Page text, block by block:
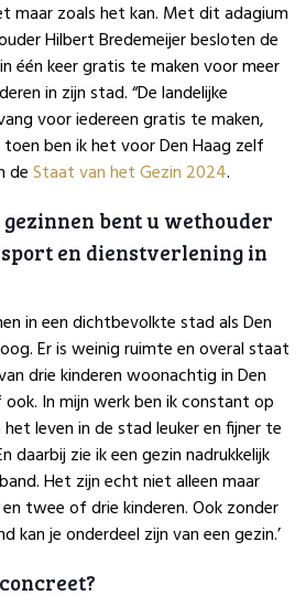
maar zoals het kan. Met dit adagium
Hilbert Bredemeijer besloten de
één keer gratis te maken voor meer
in zijn stad. “De landelijke
voor iedereen gratis te maken,
ben ik het voor Den Haag zelf
deStaat van het Gezin 2024.
bent u wethouder
en dienstverlening in
in een dichtbevolkte stad als Den
Er is weinig ruimte en overal staat
drie kinderen woonachtig in Den
In mijn werk ben ik constant op
leven in de stad leuker en fijner te
daarbij zie ik een gezin nadrukkelijk
Het zijn echt niet alleen maar
twee of drie kinderen. Ook zonder
kan je onderdeel zijn van een gezin.’